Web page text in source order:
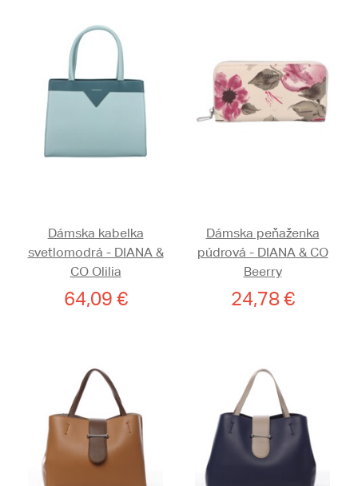
Dámska kabelka
svetlomodrá - DIANA &
CO Olilia
64,09 €
Dámska peňaženka
púdrová - DIANA & CO
Beerry
24,78 €